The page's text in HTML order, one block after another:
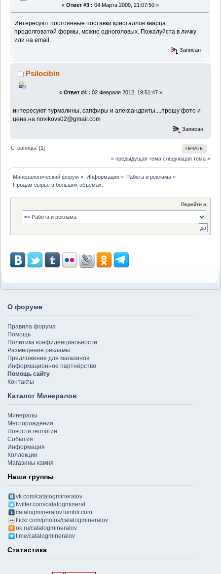
« Ответ #3 : 04 Марта 2009, 21:07:50 »
Интересуют постоянные поставки кристаллов кварца
продолговатой формы, можно одноголовых. Пожалуйста в личку
или на email.
Записан
Psilocibin
« Ответ #4 : 02 Февраля 2012, 19:51:47 »
интересуют турмалины, сапфиры и александриты....прошу фото и
цена на novikovs02@gmail.com
Записан
ПЕЧАТЬ
Страницы: [1]
« предыдущая тема следующая тема »
Минералогический форум » Информация» Работа и реклама»
Продам сырье в больших объемах.
Перейти в:
О форуме
Правила форума
Помощь
Политика конфиденциальности
Размещение рекламы
Предложение для магазинов
Информационное партнёрство
Помощь сайту
Контакты
Каталог Минералов
Минералы
Месторождения
Новости геологии
События
Информация
Коллекции
Магазины камня
Наши группы
vk.com/catalogmineralov
twitter.com/catalogmineral
catalogmineralov.tumblr.com
flickr.com/photos/catalogmineralov
ok.ru/catalogmineralov
t.me/catalogmineralov
Статистика